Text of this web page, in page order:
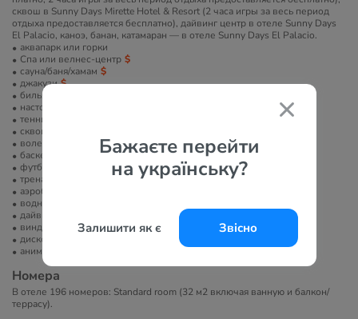
Бажаєте перейти
на українську?
Залишити як є Звісно
сквош в Sunny Days Mirette Hotel & Resort (2 часа игры за весь период
отдыха предоставляется бесплатно), дайвинг центр в отеле Sunny Days
El Palacio, каноэ, банан, катамаран — в отеле Sunny Days El Palacio.
аквапарк или горки
Спа или велнес-центр
сауна/баня/хамам
джакузи
бильярд
настольный теннис
теннисный корт
сквош
волейбол
баскетбольная площадка
футбольное поле
тренажерный зал
аэробика
водные развлечения
дайвинг
виндсерфинг
диско-клуб
анимация
Номера
В отеле 196 номеров: Standard room (32 м2 включая ванную и балкон/
террасу).